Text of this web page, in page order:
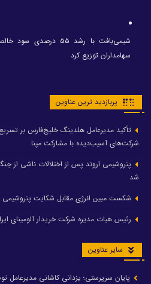
سهامداران توزیع کرد
پربازدید ترین عناوین
تأکید مدیرعامل هلدینگ خلیج‌فارس بر
شرکت‌های آسیب‌دیده با مشارکت مپنا
شد
شکست مبین انرژی مقابل شکایت
رئیس هیات مدیره شرکت خریدار آلومینای
سایر عناوین
پایان سرپرستی؛ یزدانی کاشانی مدیرعامل